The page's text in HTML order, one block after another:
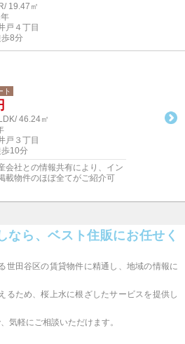
19.47㎡
戸４丁目
8分
ト
46.24㎡
戸３丁目
10分
会社との情報共有により、イン
載物件のほぼ全てがご紹介可
なら、ベスト住販にお任せく
世田谷区の賃貸物件に精通し、地域の情報に
るため、桜上水に根ざしたサービスを提供し
気軽にご相談いただけます。